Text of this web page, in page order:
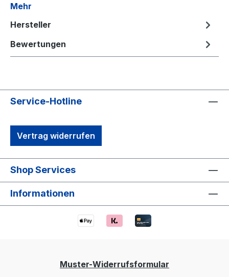
Mehr
Hersteller
Bewertungen
Service-Hotline
Vertrag widerrufen
Shop Services
Informationen
Muster-Widerrufsformular